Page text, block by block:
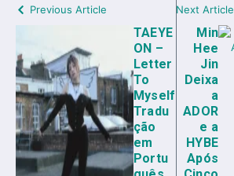
Previous Article
TAEYE
ON –
Letter
To
Myself
Tradu
ção
em
Portu
Next Article
Min
Hee
Jin
Deixa
a
ADOR
e a
HYBE
Após